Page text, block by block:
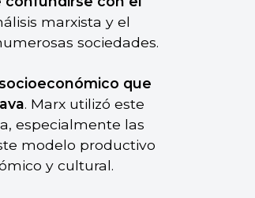
marxista y el
sociedades.
que
. Marx utilizó este
especialmente las
modelo productivo
y cultural.